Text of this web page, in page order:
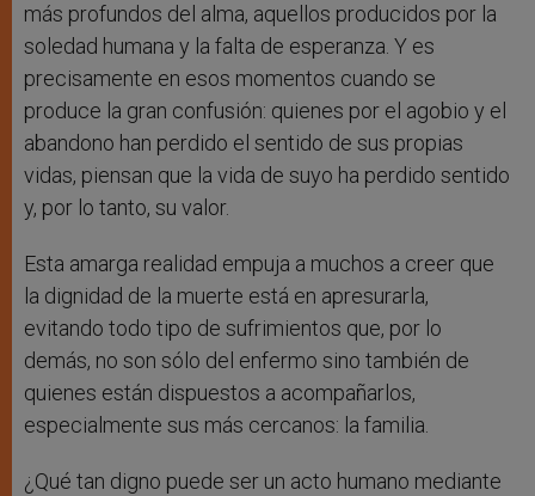
más profundos del alma, aquellos producidos por la
soledad humana y la falta de esperanza. Y es
precisamente en esos momentos cuando se
produce la gran confusión: quienes por el agobio y el
abandono han perdido el sentido de sus propias
vidas, piensan que la vida de suyo ha perdido sentido
y, por lo tanto, su valor.
Esta amarga realidad empuja a muchos a creer que
la dignidad de la muerte está en apresurarla,
evitando todo tipo de sufrimientos que, por lo
demás, no son sólo del enfermo sino también de
quienes están dispuestos a acompañarlos,
especialmente sus más cercanos: la familia.
¿Qué tan digno puede ser un acto humano mediante